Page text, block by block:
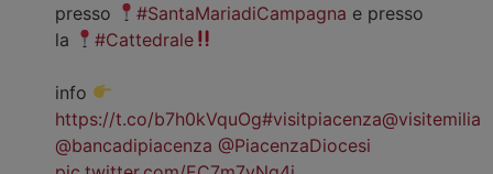
presso
#SantaMariadiCampagna e presso
la
#Cattedrale
info
https://t.co/b7h0kVquOg#visitpiacenza@visitemilia
@bancadipiacenza @PiacenzaDiocesi